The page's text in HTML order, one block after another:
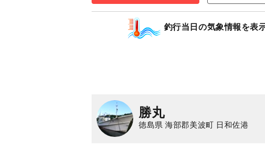
アジ（マアジ） イサキ
釣行当日の気象情報を表
勝丸
徳島県 海部郡美波町 日和佐港